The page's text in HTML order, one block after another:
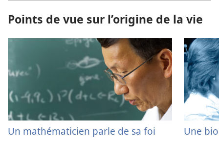
Points de vue sur l’origine de la vie
Un mathématicien parle de sa foi Une